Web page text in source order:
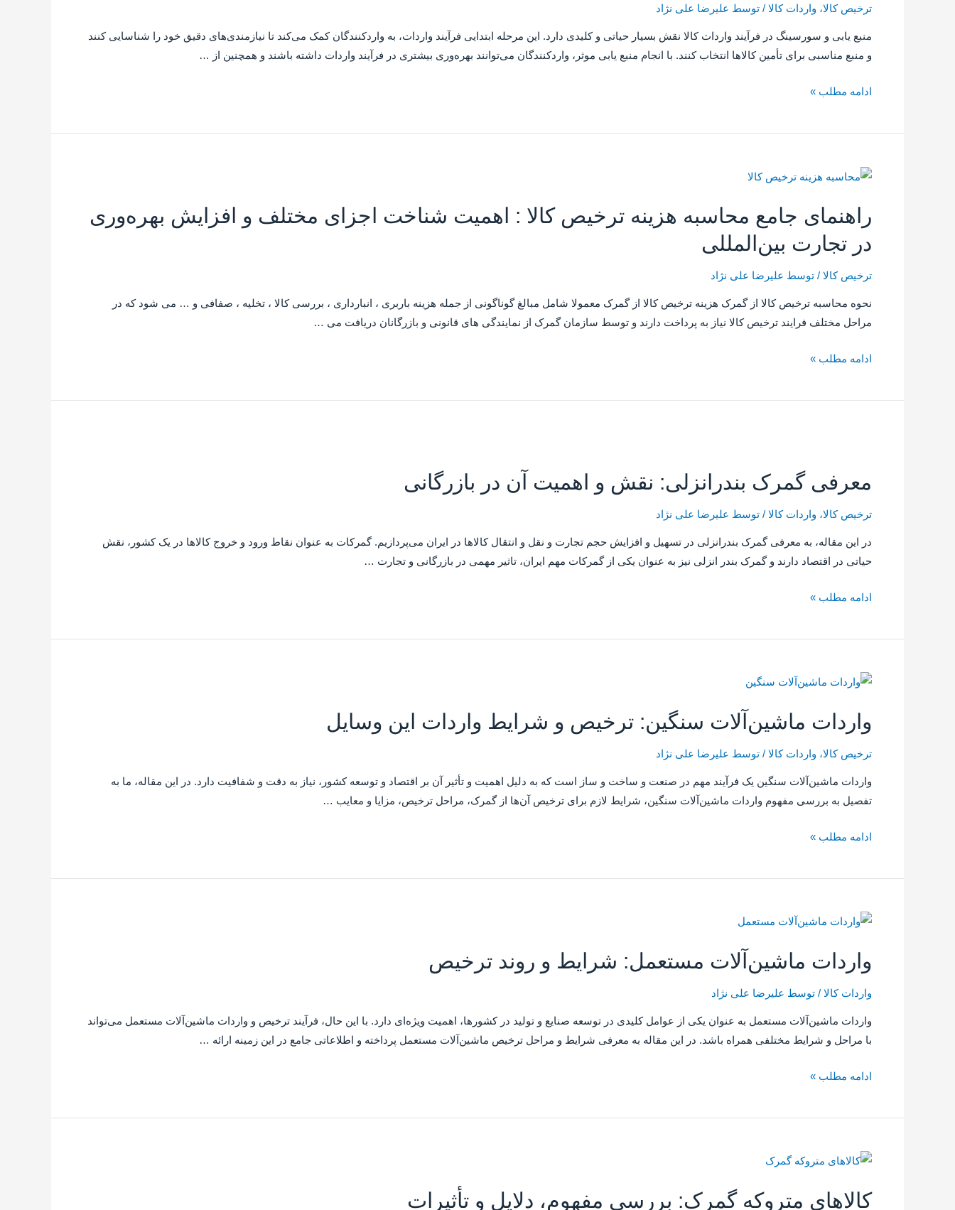
ترخیص کالا، واردات کالا / توسط علیرضا علی نژاد
منبع یابی و سورسینگ در فرآیند واردات کالا نقش بسیار حیاتی و کلیدی دارد. این مرحله ابتدایی فرآیند واردات، به واردکنندگان کمک می‌کند تا نیازمندی‌های دقیق خود را شناسایی کنند
و منبع مناسبی برای تأمین کالاها انتخاب کنند. با انجام منبع یابی موثر، واردکنندگان می‌توانند بهره‌وری بیشتری در فرآیند واردات داشته باشند و همچنین از …
ادامه مطلب »
راهنمای جامع محاسبه هزینه ترخیص کالا : اهمیت شناخت اجزای مختلف و افزایش بهره‌وری
در تجارت بین‌المللی
ترخیص کالا / توسط علیرضا علی نژاد
نحوه محاسبه ترخیص کالا از گمرک هزینه ترخیص کالا از گمرک معمولا شامل مبالغ گوناگونی از جمله هزینه باربری ، انبارداری ، بررسی کالا ، تخلیه ، صفافی و … می شود که در
مراحل مختلف فرایند ترخیص کالا نیاز به پرداخت دارند و توسط سازمان گمرک از نمایندگی های قانونی و بازرگانان دریافت می …
ادامه مطلب »
معرفی گمرک بندرانزلی: نقش و اهمیت آن در بازرگانی
ترخیص کالا، واردات کالا / توسط علیرضا علی نژاد
در این مقاله، به معرفی گمرک بندرانزلی در تسهیل و افزایش حجم تجارت و نقل و انتقال کالاها در ایران می‌پردازیم. گمرکات به عنوان نقاط ورود و خروج کالاها در یک کشور، نقش
حیاتی در اقتصاد دارند و گمرک بندر انزلی نیز به عنوان یکی از گمرکات مهم ایران، تاثیر مهمی در بازرگانی و تجارت …
ادامه مطلب »
واردات ماشین‌آلات سنگین: ترخیص و شرایط واردات این وسایل
ترخیص کالا، واردات کالا / توسط علیرضا علی نژاد
واردات ماشین‌آلات سنگین یک فرآیند مهم در صنعت و ساخت و ساز است که به دلیل اهمیت و تأثیر آن بر اقتصاد و توسعه کشور، نیاز به دقت و شفافیت دارد. در این مقاله، ما به
تفصیل به بررسی مفهوم واردات ماشین‌آلات سنگین، شرایط لازم برای ترخیص آن‌ها از گمرک، مراحل ترخیص، مزایا و معایب …
ادامه مطلب »
واردات ماشین‌آلات مستعمل: شرایط و روند ترخیص
واردات کالا / توسط علیرضا علی نژاد
واردات ماشین‌آلات مستعمل به عنوان یکی از عوامل کلیدی در توسعه صنایع و تولید در کشورها، اهمیت ویژه‌ای دارد. با این حال، فرآیند ترخیص و واردات ماشین‌آلات مستعمل می‌تواند
با مراحل و شرایط مختلفی همراه باشد. در این مقاله به معرفی شرایط و مراحل ترخیص ماشین‌آلات مستعمل پرداخته و اطلاعاتی جامع در این زمینه ارائه …
ادامه مطلب »
کالاهای متروکه گمرک: بررسی مفهوم، دلایل و تأثیرات